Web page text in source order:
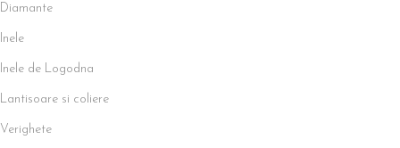
Diamante
Inele
Inele de Logodna
Lantisoare si coliere
Verighete